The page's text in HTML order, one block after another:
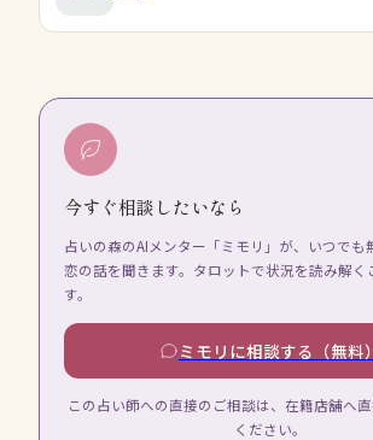
今すぐ相談したいなら
占いの森のAIメンター「ミモリ」が、いつでも
恋の話を聞きます。タロットで状況を読み解く
す。
ミモリに相談する（無料）
この占い師への直接のご相談は、在籍店舗へ
ください。